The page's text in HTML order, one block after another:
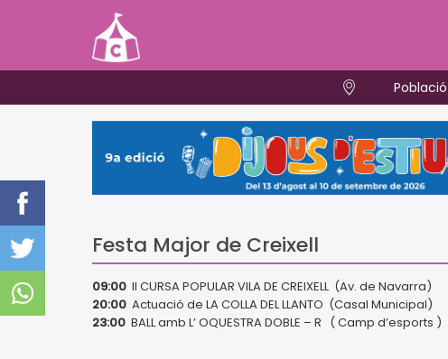
Població
Festa Major de Creixell
09:00 II CURSA POPULAR VILA DE CREIXELL (Av. de Navarra)
20:00 Actuació de LA COLLA DEL LLANTO (Casal Municipal)
23:00 BALL amb L’ OQUESTRA DOBLE – R ( Camp d’esports )